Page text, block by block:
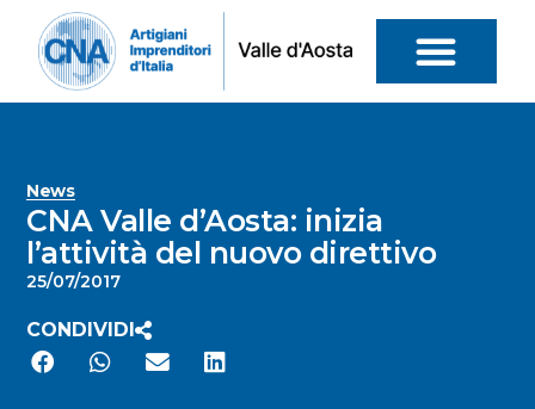
News
CNA Valle d’Aosta: inizia
l’attività del nuovo direttivo
25/07/2017
CONDIVIDI